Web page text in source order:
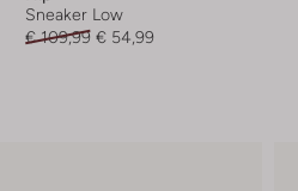
Sneaker Low
€ 109,99 € 54,99